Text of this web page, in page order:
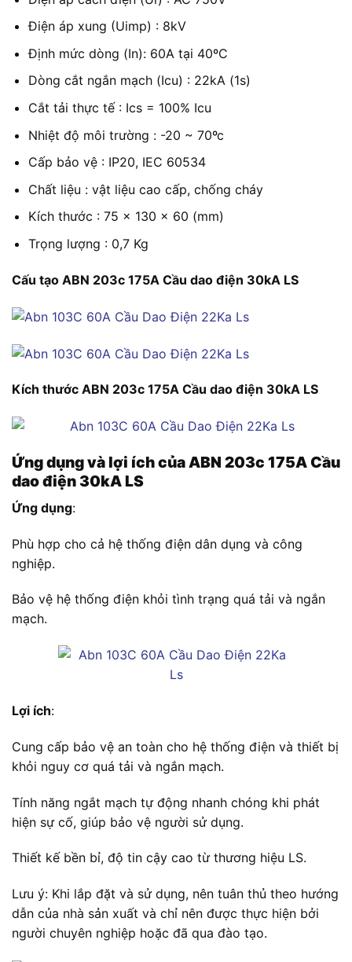
Điện áp xung (Uimp) : 8kV
Định mức dòng (In): 60A tại 40ºC
Dòng cắt ngắn mạch (Icu) : 22kA (1s)
Cắt tải thực tế : Ics = 100% Icu
Nhiệt độ môi trường : -20 ~ 70ºc
Cấp bảo vệ : IP20, IEC 60534
Chất liệu : vật liệu cao cấp, chống cháy
Kích thước : 75 x 130 x 60 (mm)
Trọng lượng : 0,7 Kg
Cấu tạo ABN 203c 175A Cầu dao điện 30kA LS
Kích thước ABN 203c 175A Cầu dao điện 30kA LS
Ứng dụng và lợi ích của ABN 203c 175A Cầu
dao điện 30kA LS
Ứng dụng:
Phù hợp cho cả hệ thống điện dân dụng và công
nghiệp.
Bảo vệ hệ thống điện khỏi tình trạng quá tải và ngắn
mạch.
Lợi ích:
Cung cấp bảo vệ an toàn cho hệ thống điện và thiết bị
khỏi nguy cơ quá tải và ngắn mạch.
Tính năng ngắt mạch tự động nhanh chóng khi phát
hiện sự cố, giúp bảo vệ người sử dụng.
Thiết kế bền bỉ, độ tin cậy cao từ thương hiệu LS.
Lưu ý: Khi lắp đặt và sử dụng, nên tuân thủ theo hướng
dẫn của nhà sản xuất và chỉ nên được thực hiện bởi
người chuyên nghiệp hoặc đã qua đào tạo.